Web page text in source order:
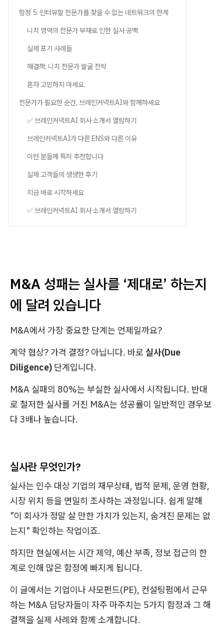
함정 5: 인터뷰할 전문가를 찾을 수 없는 네트워크의 한계
니치 영역의 전문가 부재로 인한 실사 공백
실제 포기 사례들
해결책: 니치 전문가 발굴 전략
혼자 고민하지 마세요.
전문가가 필요한 순간, 브레인커넥트AI와 함께하세요
✅ 브레인커넥트AI 회사 소개서 열람하기
브레인커넥트AI가 다른 ENS와 다른 이유
이런 분들께 특히 추천합니다
실제 고객들의 생생한 후기
지금 바로 시작하세요
✅ 브레인커넥트AI 회사 소개서 열람하기
M&A 성패는 실사를 ‘제대로’ 하는지
에 달려 있습니다
M&A에서 가장 중요한 단계는 언제일까요?
계약 협상? 가격 결정? 아닙니다. 바로 실사(Due
Diligence) 단계입니다.
M&A 실패의 80%는 부실한 실사에서 시작됩니다. 반대
로 철저한 실사를 거친 M&A는 성공률이 일반적인 경우보
다 3배나 높습니다.
실사란 무엇인가?
실사는 인수 대상 기업의 재무상태, 법적 문제, 운영 현황,
시장 위치 등을 면밀히 조사하는 과정입니다. 쉽게 말해
"이 회사가 정말 살 만한 가치가 있는지, 숨겨진 문제는 없
는지" 확인하는 작업이죠.
하지만 현실에서는 시간 제약, 예산 부족, 정보 접근의 한
계로 인해 많은 함정에 빠지게 됩니다.
이 글에서는 기업이나 사모펀드(PE), 컨설팅펌에서 근무
하는 M&A 담당자들이 자주 마주치는 5가지 함정과 그 해
결책을 실제 사례와 함께 소개합니다.